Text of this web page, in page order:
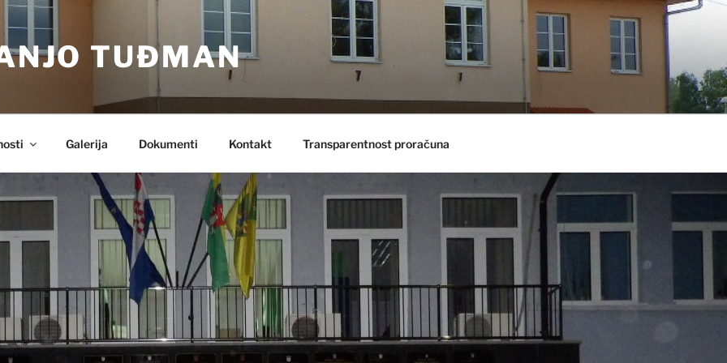
TUĐMAN
Galerija Dokumenti Kontakt Transparentnost proračuna